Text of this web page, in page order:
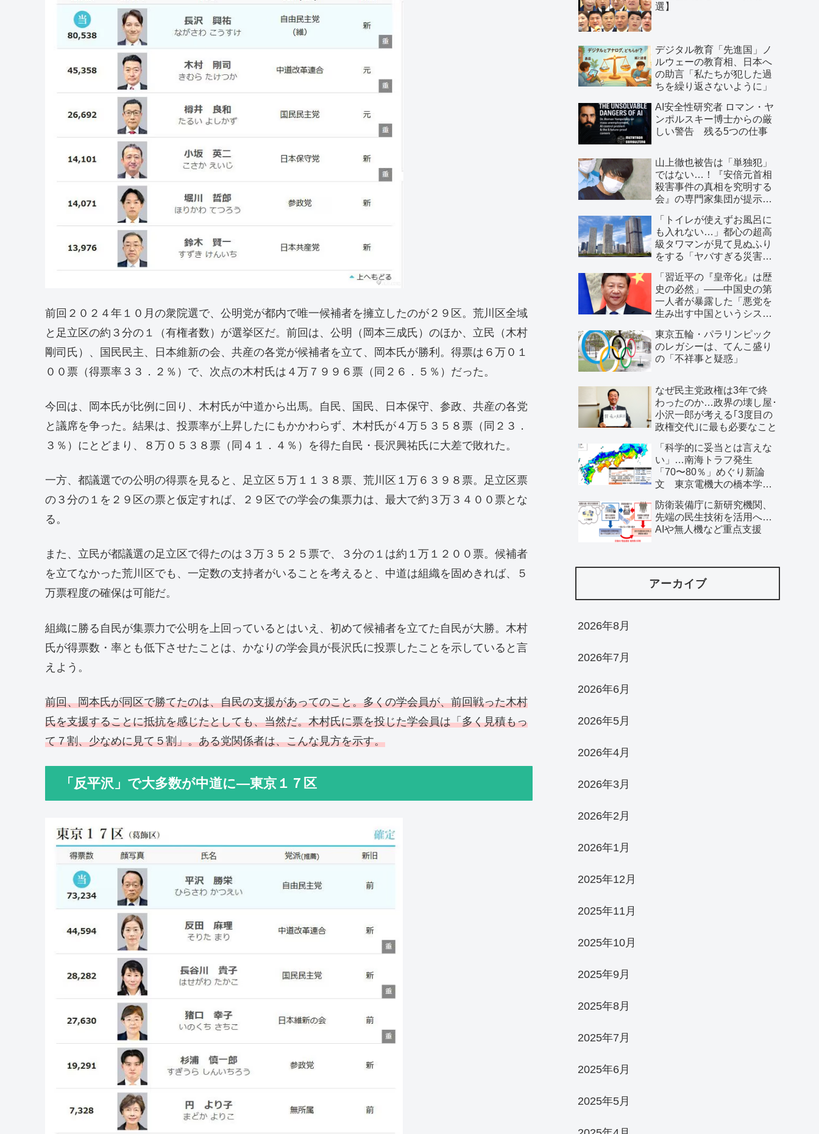
前回２０２４年１０月の衆院選で、公明党が都内で唯一候補者を擁立したのが２９区。荒川区全域
と足立区の約３分の１（有権者数）が選挙区だ。前回は、公明（岡本三成氏）のほか、立民（木村
剛司氏）、国民民主、日本維新の会、共産の各党が候補者を立て、岡本氏が勝利。得票は６万０１
００票（得票率３３．２％）で、次点の木村氏は４万７９９６票（同２６．５％）だった。
今回は、岡本氏が比例に回り、木村氏が中道から出馬。自民、国民、日本保守、参政、共産の各党
と議席を争った。結果は、投票率が上昇したにもかかわらず、木村氏が４万５３５８票（同２３．
３％）にとどまり、８万０５３８票（同４１．４％）を得た自民・長沢興祐氏に大差で敗れた。
一方、都議選での公明の得票を見ると、足立区５万１１３８票、荒川区１万６３９８票。足立区票
の３分の１を２９区の票と仮定すれば、２９区での学会の集票力は、最大で約３万３４００票とな
る。
また、立民が都議選の足立区で得たのは３万３５２５票で、３分の１は約１万１２００票。候補者
を立てなかった荒川区でも、一定数の支持者がいることを考えると、中道は組織を固めきれば、５
万票程度の確保は可能だ。
組織に勝る自民が集票力で公明を上回っているとはいえ、初めて候補者を立てた自民が大勝。木村
氏が得票数・率とも低下させたことは、かなりの学会員が長沢氏に投票したことを示していると言
えよう。
前回、岡本氏が同区で勝てたのは、自民の支援があってのこと。多くの学会員が、前回戦った木村
氏を支援することに抵抗を感じたとしても、当然だ。木村氏に票を投じた学会員は「多く見積もっ
て７割、少なめに見て５割」。ある党関係者は、こんな見方を示す。
「反平沢」で大多数が中道に―東京１７区
選】
デジタル教育「先進国」ノ
ルウェーの教育相、日本へ
の助言「私たちが犯した過
ちを繰り返さないように」
AI安全性研究者 ロマン・ヤ
ンポルスキー博士からの厳
しい警告 残る5つの仕事
山上徹也被告は「単独犯」
ではない…！『安倍元首相
殺害事件の真相を究明する
会』の専門家集団が提示し
「トイレが使えずお風呂に
も入れない…」都心の超高
級タワマンが見て見ぬふり
をする「ヤバすぎる災害リ
「習近平の『皇帝化』は歴
史の必然」――中国史の第
一人者が暴露した「悪党を
生み出す中国というシステ
東京五輪・パラリンピック
のレガシーは、てんこ盛り
の「不祥事と疑惑」
なぜ民主党政権は3年で終
わったのか…政界の壊し屋･
小沢一郎が考える｢3度目の
政権交代｣に最も必要なこと
「科学的に妥当とは言えな
い」…南海トラフ発生
「70〜80％」めぐり新論
文 東京電機大の橋本学特
防衛装備庁に新研究機関、
先端の民生技術を活用へ…
AIや無人機など重点支援
アーカイブ
2026年8月
2026年7月
2026年6月
2026年5月
2026年4月
2026年3月
2026年2月
2026年1月
2025年12月
2025年11月
2025年10月
2025年9月
2025年8月
2025年7月
2025年6月
2025年5月